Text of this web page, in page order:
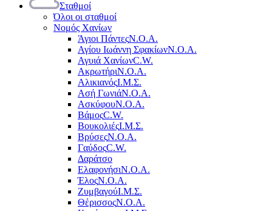
Σταθμοί
Όλοι οι σταθμοί
Νομός Χανίων
Άγιοι ΠάντεςΝ.Ο.Α.
Αγίου Ιωάννη ΣφακίωνΝ.Ο.Α.
Αγυιά ΧανίωνC.W.
ΑκρωτήριΝ.Ο.Α.
ΑλικιανόςΙ.Μ.Σ.
Ασή ΓωνιάΝ.Ο.Α.
ΑσκύφουΝ.Ο.Α.
ΒάμοςC.W.
ΒουκολιέςΙ.Μ.Σ.
ΒρύσεςΝ.Ο.Α.
ΓαύδοςC.W.
Δαράτσο
ΕλαφονήσιΝ.Ο.Α.
ΈλοςΝ.Ο.Α.
ΖυμβαγούΙ.Μ.Σ.
ΘέρισσοςΝ.Ο.Α.